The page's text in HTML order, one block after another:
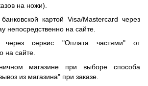
на ножи).
картой Visa/Mastercard через
непосредственно на сайте.
через сервис "Оплата частями" от
на сайте.
магазине при выборе способа
из магазина" при заказе.